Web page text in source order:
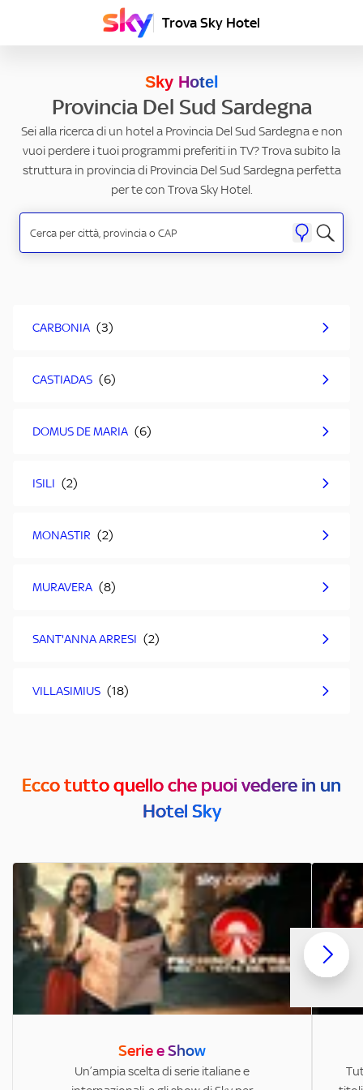
Trova Sky Hotel
Sky Hotel
Provincia Del Sud Sardegna
Sei alla ricerca di un hotel a Provincia Del Sud Sardegna e non
vuoi perdere i tuoi programmi preferiti in TV? Trova subito la
struttura in provincia di Provincia Del Sud Sardegna perfetta
per te con Trova Sky Hotel.
CARBONIA
CASTIADAS
DOMUS DE MARIA
ISILI
MONASTIR
MURAVERA
SANT'ANNA ARRESI
VILLASIMIUS
Ecco tutto quello che puoi vedere in un
Hotel Sky
Serie e Show
Un’ampia scelta di serie italiane e